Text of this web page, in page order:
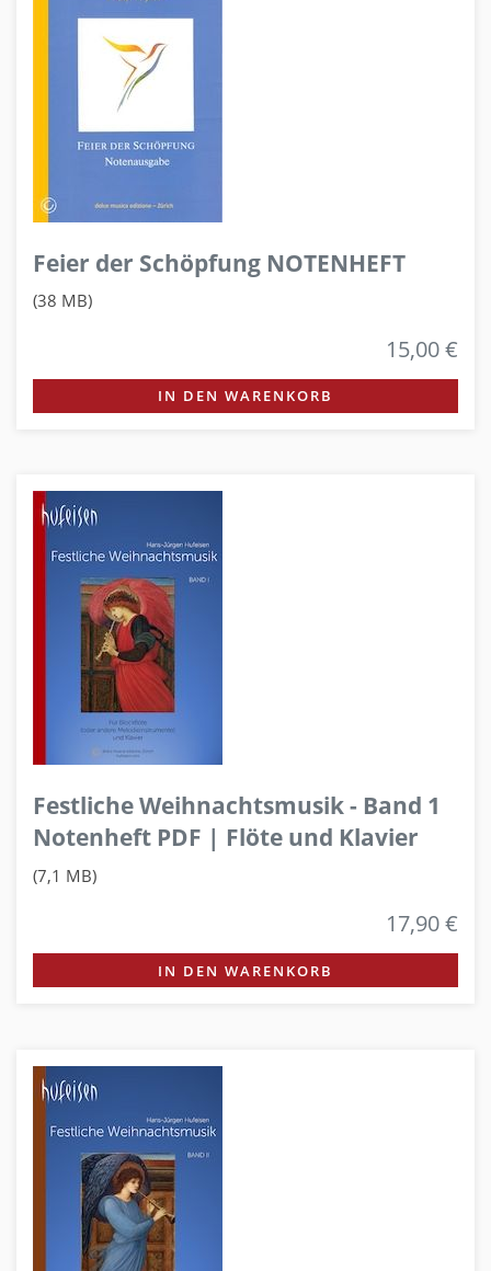
Feier der Schöpfung NOTENHEFT
(38 MB)
15,00 €
IN DEN WARENKORB
Festliche Weihnachtsmusik - Band 1
Notenheft PDF | Flöte und Klavier
(7,1 MB)
17,90 €
IN DEN WARENKORB